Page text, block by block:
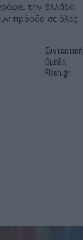
την Ελλάδα
πρόοδο σε όλες
Συντακτική
Ομάδα
Flash.gr